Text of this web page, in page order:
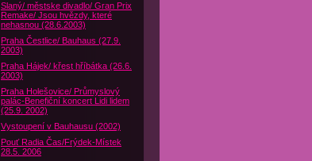
Slaný/ městske divadlo/ Gran Prix
Remake/ Jsou hvězdy, které
nehasnou (28.6.2003)
Praha Čestlice/ Bauhaus (27.9.
2003)
Praha Hájek/ křest hříbátka (26.6.
2003)
Praha Holešovice/ Průmyslový
palác-Benefiční koncert Lidi lidem
(25.9. 2002)
Vystoupení v Bauhausu (2002)
Pouť Radia Čas/Frýdek-Místek
28.5. 2006